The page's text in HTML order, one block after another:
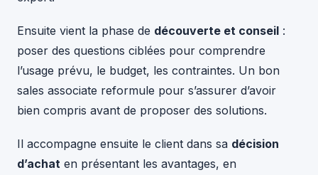
Ensuite vient la phase de découverte et conseil :
poser des questions ciblées pour comprendre
l’usage prévu, le budget, les contraintes. Un bon
sales associate reformule pour s’assurer d’avoir
bien compris avant de proposer des solutions.
Il accompagne ensuite le client dans sa décision
d’achat en présentant les avantages, en